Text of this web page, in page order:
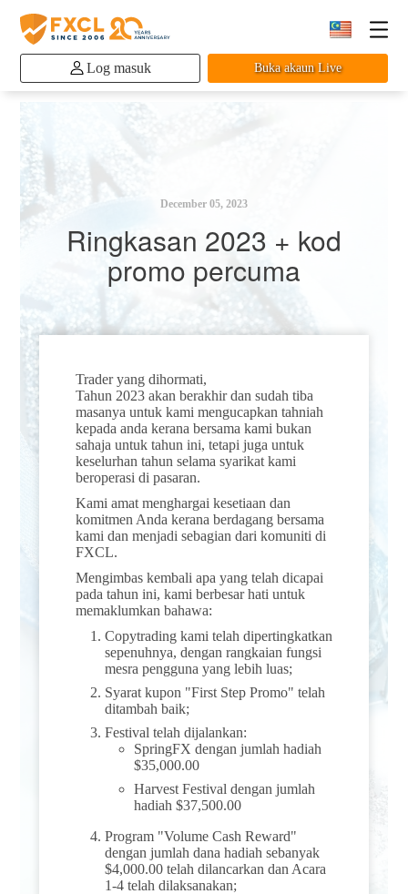
Log masuk Buka akaun Live
December 05, 2023
Ringkasan 2023 + kod
promo percuma
Trader yang dihormati,
Tahun 2023 akan berakhir dan sudah tiba
masanya untuk kami mengucapkan tahniah
kepada anda kerana bersama kami bukan
sahaja untuk tahun ini, tetapi juga untuk
keselurhan tahun selama syarikat kami
beroperasi di pasaran.
Kami amat menghargai kesetiaan dan
komitmen Anda kerana berdagang bersama
kami dan menjadi sebagian dari komuniti di
FXCL.
Mengimbas kembali apa yang telah dicapai
pada tahun ini, kami berbesar hati untuk
memaklumkan bahawa:
Copytrading kami telah dipertingkatkan
sepenuhnya, dengan rangkaian fungsi
mesra pengguna yang lebih luas;
Syarat kupon "First Step Promo" telah
ditambah baik;
Festival telah dijalankan:
SpringFX dengan jumlah hadiah
$35,000.00
Harvest Festival dengan jumlah
hadiah $37,500.00
Program "Volume Cash Reward"
dengan jumlah dana hadiah sebanyak
$4,000.00 telah dilancarkan dan Acara
1-4 telah dilaksanakan;